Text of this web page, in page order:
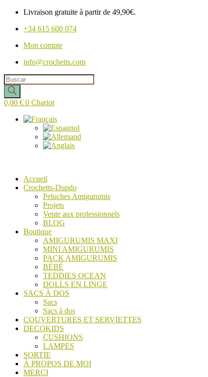
Livraison gratuite à partir de 49,90€.
+34 615 600 074
Mon compte
info@crochetts.com
Recherche
de
produits
0,00 € 0 Chariot
Accueil
Crochetts-Dupdo
Peluches Amigurumis
Projets
Vente aux professionnels
BLOG
Boutique
AMIGURUMIS MAXI
MINI AMIGURUMIS
PACK AMIGURUMIS
BÉBÉ
TEDDIES OCEAN
DOLLS EN LINGE
SACS À DOS
Sacs
Sacs à dos
COUVERTURES ET SERVIETTES
DECOKIDS
CUSHIONS
LAMPES
SORTIE
À PROPOS DE MOI
MERCI